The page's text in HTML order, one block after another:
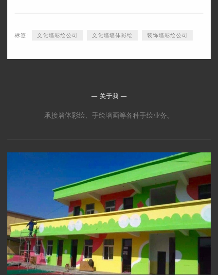
标签: 文化墙彩绘公司 文化墙墙体彩绘 装饰墙彩绘公司
关于我
承接墙体彩绘、手绘墙画等各种手绘业务。